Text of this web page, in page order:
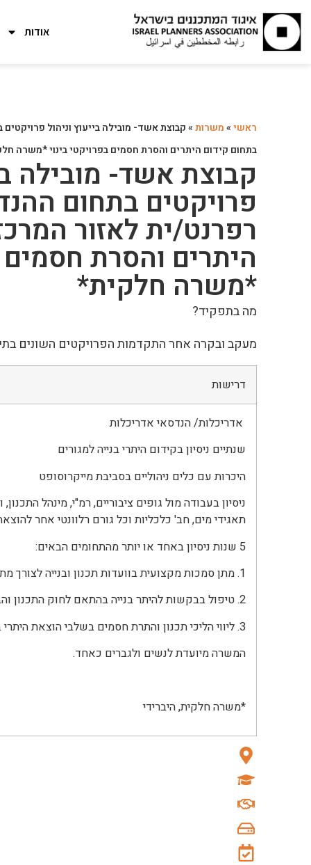
אודות
ראשי»משרות»קבוצת אשד- מובילה בייעוץ וניהול
בתחום קידום היתרים והסרת חסמים בפרויקטי בינוי *משרה
קבוצת אשד- מובילה
פרויקטים בתחום
רפרנט/ית לאזור
היתרים והסרת חסמים
*משרה חלקית*
מה בתפקיד?
מעקב ובקרה אחר התקדמות הפרויקטים השונים
דרישות
אדריכלות/ הנדסאי אדריכלות
שנתיים ניסיון בקידום היתרי בנייה למגורים
היכרות עם כלים ניהוליים בסביבת מייקרוסופט
ניסיון בעבודה מול גופים ציבוריים, רמ"י, מינהל
תאגידי מים, חב' כלכליות וכל גורם רלוונטי אחר
5 שנות ניסיון באחד או יותר מהתחומים הבאים:
1. מתן סמכות מקצועית בוועדות תכנון ובנייה לצורך מתן היתרי בנייה
2. טיפול בבקשות להיתר בנייה בהתאם לחוק התכנון והבנייה
3. ליווי הליכי תכנון והתרת חסמים בשלבי הוצאת היתרי בנייה למגורים בבנייה רוויה
המשרה מיועדת לנשים ולגברים כאחד.
*משרה חלקית, היברידי